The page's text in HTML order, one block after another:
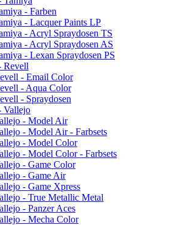
- Farben
- Lacquer Paints LP
- Acryl Spraydosen TS
- Acryl Spraydosen AS
- Lexan Spraydosen PS
Revell
- Email Color
- Aqua Color
- Spraydosen
Vallejo
- Model Air
- Model Air - Farbsets
- Model Color
- Model Color - Farbsets
- Game Color
- Game Air
- Game Xpress
- True Metallic Metal
- Panzer Aces
- Mecha Color